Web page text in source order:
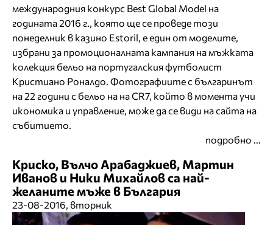
международния конкурс Best Global Model на
годината 2016 г., която ще се проведе този
понеделник в казино Estoril, е един от моделите,
избрани за промоционалната кампания на мъжката
колекция бельо на португалския футболист
Кристиано Роналдо. Фотографиите с българинът
на 22 години с бельо на на CR7, който в момента учи
икономика и управление, може да се види на сайта на
събитието.
подробно ...
Криско, Вълчо Арабаджиев, Мартин
Иванов и Ники Михайлов са най-
желаните мъже в България
23-08-2016, вторник